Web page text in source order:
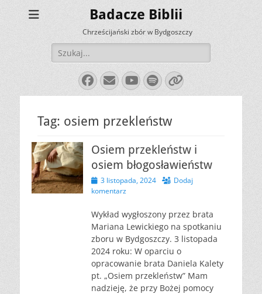
Badacze Biblii
Chrześcijański zbór w Bydgoszczy
Szukaj:
Facebook
E-
mail
YouTube
Spotify
Link
Tag: osiem przekleństw
Osiem przekleństw i
osiem błogosławieństw
Opublikowano
3 listopada, 2024
Dodaj
komentarz
Wykład wygłoszony przez brata
Mariana Lewickiego na spotkaniu
zboru w Bydgoszczy. 3 listopada
2024 roku: W oparciu o
opracowanie brata Daniela Kalety
pt. „Osiem przekleństw” Mam
nadzieję, że przy Bożej pomocy